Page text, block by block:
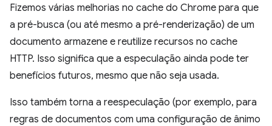
Fizemos várias melhorias no cache do Chrome para que
a pré-busca (ou até mesmo a pré-renderização) de um
documento armazene e reutilize recursos no cache
HTTP. Isso significa que a especulação ainda pode ter
benefícios futuros, mesmo que não seja usada.
Isso também torna a reespeculação (por exemplo, para
regras de documentos com uma configuração de ânimo